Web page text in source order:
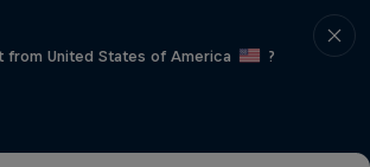
from United States of America
?